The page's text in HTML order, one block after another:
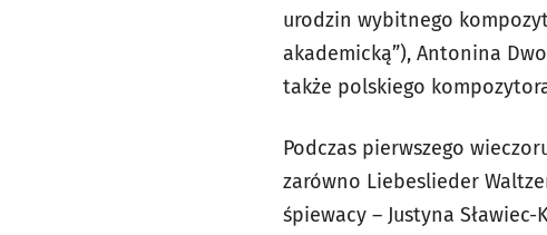
urodzin wybitnego
akademicką”), Antonina
także polskiego
Podczas pierwszego
zarówno Liebeslieder
śpiewacy – Justyna